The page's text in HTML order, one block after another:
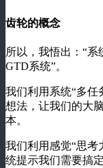
齿轮的概念
所以，我悟出：“
GTD系统”。
我们利用系统“多任
想法，让我们的大
本。
我们利用感觉“思考
统提示我们需要搞